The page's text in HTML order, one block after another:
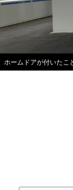
ホームドアが付いたこ